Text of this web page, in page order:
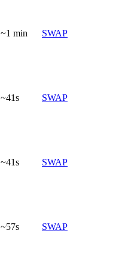
~1 min SWAP
~41s SWAP
~41s SWAP
~57s SWAP